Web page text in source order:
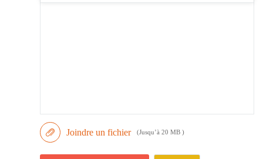
Joindre un fichier (Jusqu’à 20 MB )